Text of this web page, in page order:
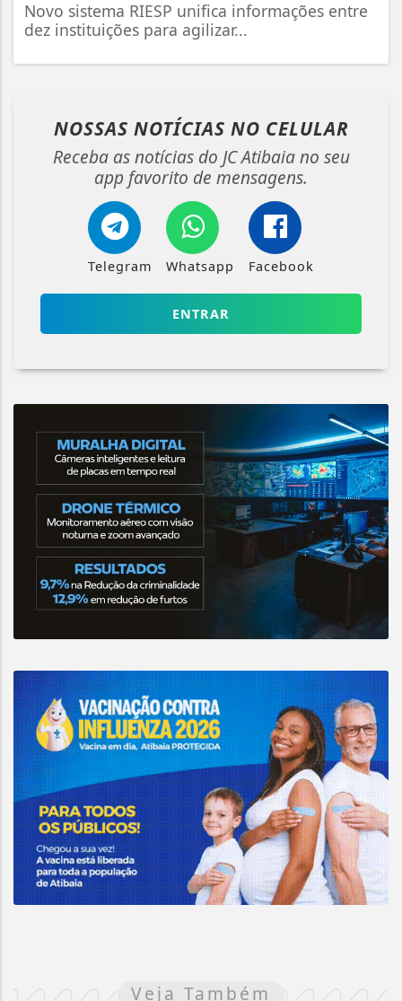
Novo sistema RIESP unifica informações entre
dez instituições para agilizar...
NOSSAS NOTÍCIAS NO CELULAR
Receba as notícias do JC Atibaia no seu
app favorito de mensagens.
Telegram Whatsapp Facebook
ENTRAR
Veja Também